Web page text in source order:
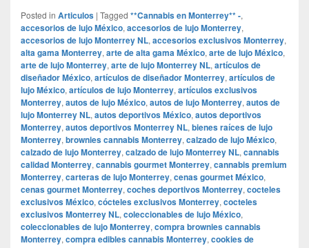
Posted in Articulos | Tagged **Cannabis en Monterrey** -,
accesorios de lujo México, accesorios de lujo Monterrey,
accesorios de lujo Monterrey NL, accesorios exclusivos Monterrey,
alta gama Monterrey, arte de alta gama México, arte de lujo México,
arte de lujo Monterrey, arte de lujo Monterrey NL, artículos de
diseñador México, artículos de diseñador Monterrey, artículos de
lujo México, artículos de lujo Monterrey, artículos exclusivos
Monterrey, autos de lujo México, autos de lujo Monterrey, autos de
lujo Monterrey NL, autos deportivos México, autos deportivos
Monterrey, autos deportivos Monterrey NL, bienes raíces de lujo
Monterrey, brownies cannabis Monterrey, calzado de lujo México,
calzado de lujo Monterrey, calzado de lujo Monterrey NL, cannabis
calidad Monterrey, cannabis gourmet Monterrey, cannabis premium
Monterrey, carteras de lujo Monterrey, cenas gourmet México,
cenas gourmet Monterrey, coches deportivos Monterrey, cocteles
exclusivos México, cócteles exclusivos Monterrey, cocteles
exclusivos Monterrey NL, coleccionables de lujo México,
coleccionables de lujo Monterrey, compra brownies cannabis
Monterrey, compra edibles cannabis Monterrey, cookies de